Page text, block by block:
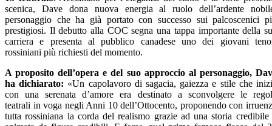
scenica, Dave dona nuova energia al ruolo dell’ardente
personaggio che ha già portato con successo sui palcoscenici
prestigiosi. Il debutto alla COC segna una tappa importante della
carriera e presenta al pubblico canadese uno dei giovani
rossiniani più richiesti del momento.
A proposito dell’opera e del suo approccio al personaggio,
ha dichiarato: «Un capolavoro di sagacia, gaiezza e stile che
con una serenata d’amore era destinato a sconvolgere le
teatrali in voga negli Anni 10 dell’Ottocento, proponendo con
tutta rossiniana la corda del realismo grazie ad una storia credibile